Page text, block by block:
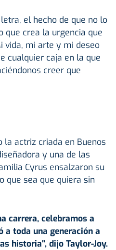
el hecho de que no lo
que crea la urgencia que
vida, mi arte y mi deseo
cualquier caja en la que
creer que
la actriz criada en Buenos
y una de las
Cyrus ensalzaron su
que sea que quiera sin
carrera, celebramos a
a toda una generación a
historia", dijo Taylor-Joy.